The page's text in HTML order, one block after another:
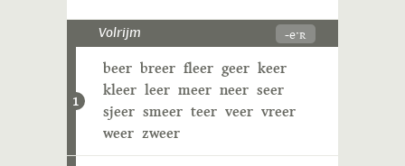
Volrijm -eˑʀ
1
beer breer fleer geer keer
kleer leer meer neer seer
sjeer smeer teer veer vreer
weer zweer